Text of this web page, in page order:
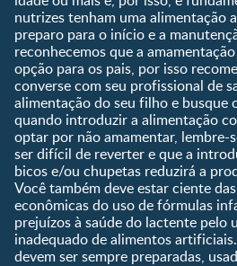
Quando eu ficarei fértil?
Que dia meu bebê vai
nascer?
Guia de Nomes para Bebê
Calendário de semanas de
gravidez
Calculadora de cor dos
olhos
Curva de crescimento do
bebê
Planeta dos Pais
Receitas
nutrizes tenham uma alimentação
preparo para o início e a
reconhecemos que a
opção para os pais, por isso
converse com seu profissional de
alimentação do seu filho e busque
quando introduzir a alimentação
optar por não amamentar, lembre-
ser difícil de reverter e que a
bicos e/ou chupetas reduzirá a
Você também deve estar ciente
econômicas do uso de fórmulas
prejuízos à saúde do lactente pelo
inadequado de alimentos
devem ser sempre preparadas,